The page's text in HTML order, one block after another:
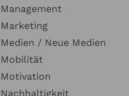
Management
Marketing
Medien / Neue Medien
Mobilität
Motivation
Nachhaltigkeit